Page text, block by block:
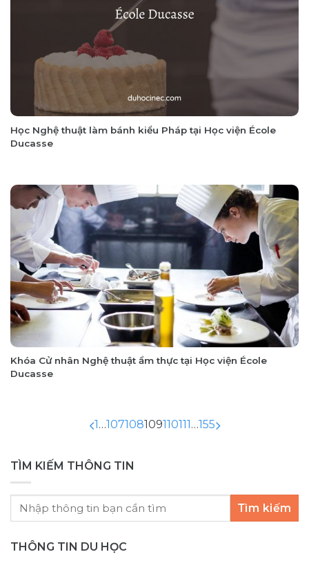
Học Nghệ thuật làm bánh kiểu Pháp tại Học viện École
Ducasse
Khóa Cử nhân Nghệ thuật ẩm thực tại Học viện École
Ducasse
1…107108109110111…155
TÌM KIẾM THÔNG TIN
Tìm kiếm
THÔNG TIN DU HỌC